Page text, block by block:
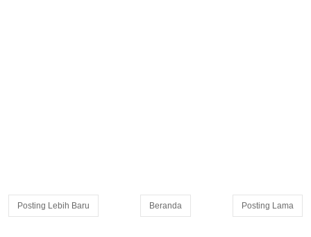
Posting Lebih Baru Posting Lama
Beranda